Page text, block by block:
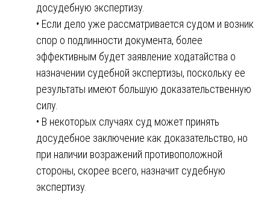
досудебную экспертизу.
• Если дело уже рассматривается судом и возник
спор о подлинности документа, более
эффективным будет заявление ходатайства о
назначении судебной экспертизы, поскольку ее
результаты имеют большую доказательственную
силу.
• В некоторых случаях суд может принять
досудебное заключение как доказательство, но
при наличии возражений противоположной
стороны, скорее всего, назначит судебную
экспертизу.